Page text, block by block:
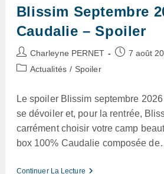
Blissim Septembre
Caudalie – Spoiler
Auteur/autrice
de
Charleyne PERNET
Publication
7 août
PostActualités / Spoiler
Le spoiler Blissim septembre
se dévoiler et, pour la rentrée,
carrément choisir votre camp
box 100% Caudalie composée
Continuer La LectureBlissim